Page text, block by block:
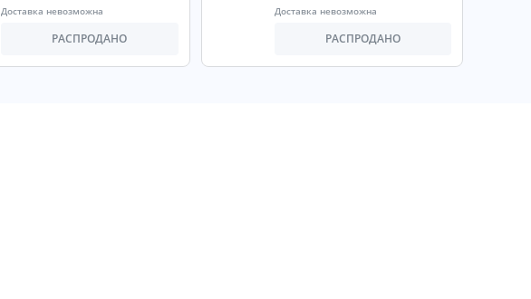
Доставка невозможна
РАСПРОДАНО
Доставка невозможна
РАСПРОДАНО